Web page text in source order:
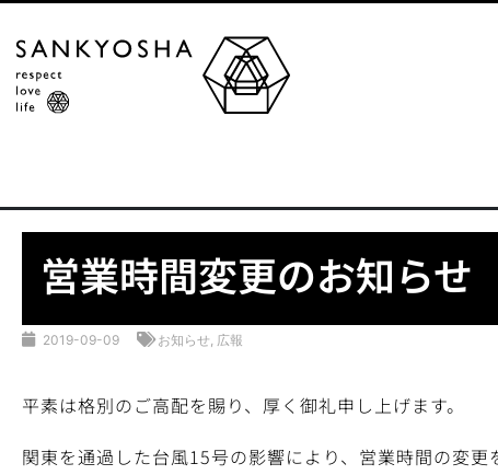
営業時間変更のお知らせ
2019-09-09 お知らせ, 広報
平素は格別のご高配を賜り、厚く御礼申し上げます。
関東を通過した台風15号の影響により、営業時間の変更